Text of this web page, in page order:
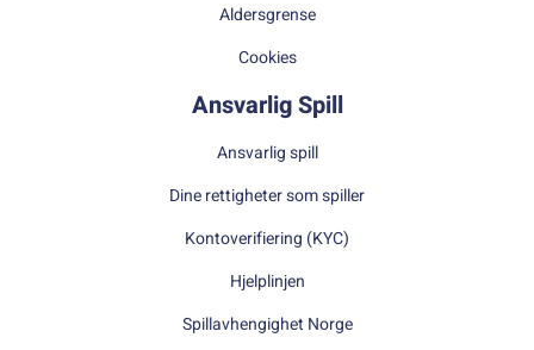
Aldersgrense
Cookies
Ansvarlig Spill
Ansvarlig spill
Dine rettigheter som spiller
Kontoverifiering (KYC)
Hjelplinjen
Spillavhengighet Norge